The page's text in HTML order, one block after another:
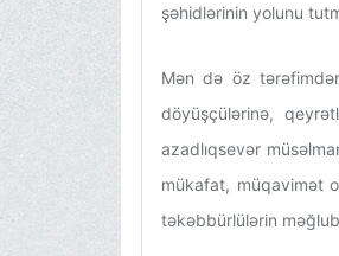
şəhidlərinin yolunu
Mən də öz
döyüşçülərinə,
azadlıqsevər
mükafat, müqavimət